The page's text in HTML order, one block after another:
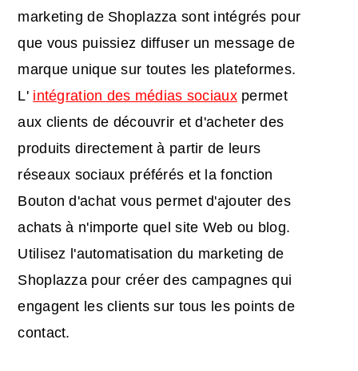
marketing de Shoplazza sont intégrés pour
que vous puissiez diffuser un message de
marque unique sur toutes les plateformes.
L' intégration des médias sociauxpermet
aux clients de découvrir et d'acheter des
produits directement à partir de leurs
réseaux sociaux préférés et la fonction
Bouton d'achat vous permet d'ajouter des
achats à n'importe quel site Web ou blog.
Utilisez l'automatisation du marketing de
Shoplazza pour créer des campagnes qui
engagent les clients sur tous les points de
contact.